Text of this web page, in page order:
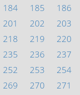
184 185 186
201 202 203
218 219 220
235 236 237
252 253 254
269 270 271